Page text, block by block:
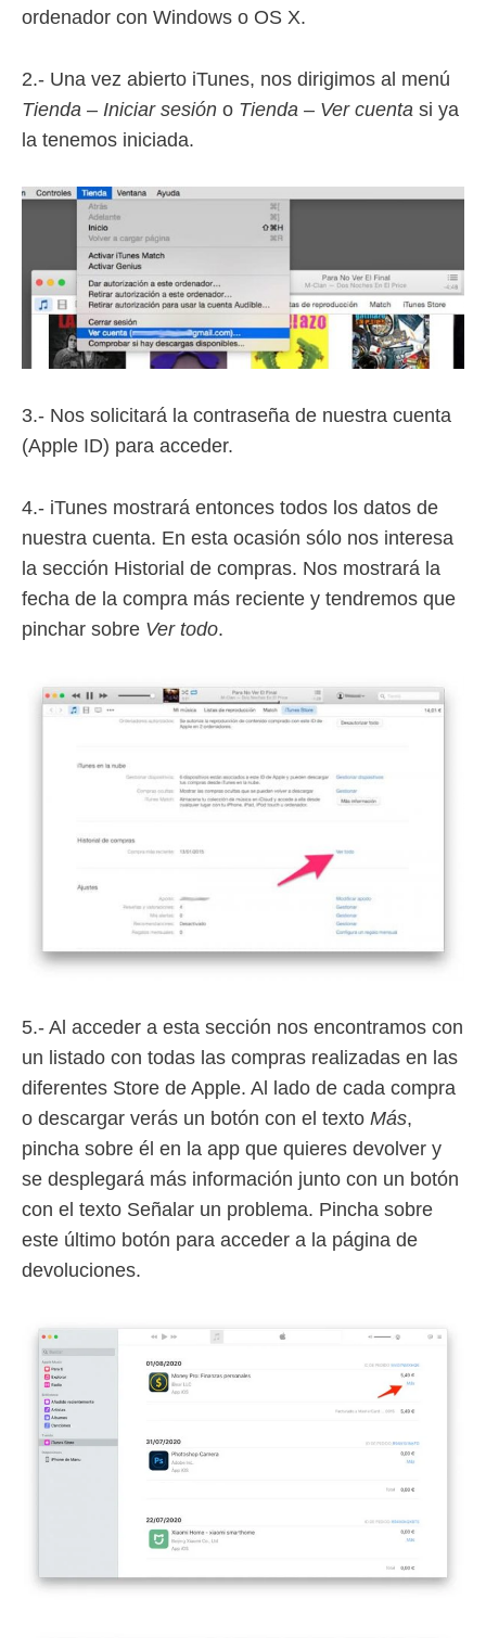
ordenador con Windows o OS X.
2.- Una vez abierto iTunes, nos dirigimos al menú
Tienda – Iniciar sesión o Tienda – Ver cuenta si ya
la tenemos iniciada.
3.- Nos solicitará la contraseña de nuestra cuenta
(Apple ID) para acceder.
4.- iTunes mostrará entonces todos los datos de
nuestra cuenta. En esta ocasión sólo nos interesa
la sección Historial de compras. Nos mostrará la
fecha de la compra más reciente y tendremos que
pinchar sobre Ver todo.
5.- Al acceder a esta sección nos encontramos con
un listado con todas las compras realizadas en las
diferentes Store de Apple. Al lado de cada compra
o descargar verás un botón con el texto Más,
pincha sobre él en la app que quieres devolver y
se desplegará más información junto con un botón
con el texto Señalar un problema. Pincha sobre
este último botón para acceder a la página de
devoluciones.